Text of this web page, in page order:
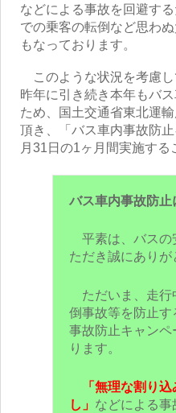
などによる事故を回避す
での乗客の転倒など思わ
もなっております。
このような状況を考慮し
昨年に引き続き本年もバ
ため、国土交通省東北運
頂き、「バス車内事故防
月31日の1ヶ月間実施する
バス車内事故防
平素は、バスの
ただき誠にありが
ただいま、走行
倒事故等を防止
事故防止キャン
ります。
「無理な割り
し」 などによる